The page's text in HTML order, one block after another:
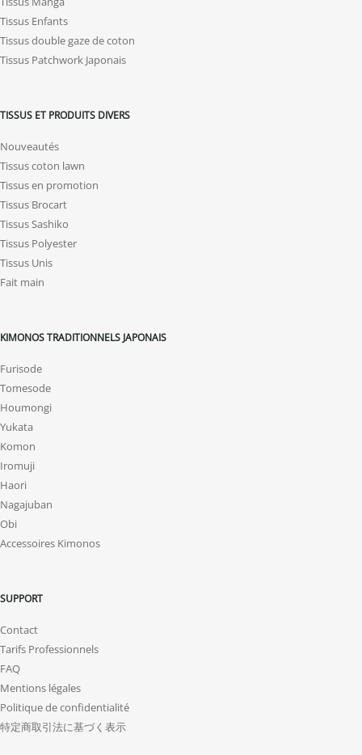
Tissus Enfants
Tissus double gaze de coton
Tissus Patchwork Japonais
TISSUS ET PRODUITS DIVERS
Nouveautés
Tissus coton lawn
Tissus en promotion
Tissus Brocart
Tissus Sashiko
Tissus Polyester
Tissus Unis
Fait main
KIMONOS TRADITIONNELS JAPONAIS
Furisode
Tomesode
Houmongi
Yukata
Komon
Iromuji
Haori
Nagajuban
Obi
Accessoires Kimonos
SUPPORT
Contact
Tarifs Professionnels
FAQ
Mentions légales
Politique de confidentialité
特定商取引法に基づく表示